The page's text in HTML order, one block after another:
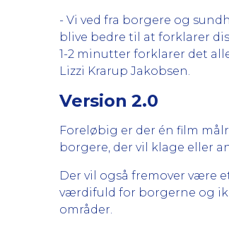
- Vi ved fra borgere og
blive bedre til at forklarer
1-2 minutter forklarer det
Lizzi Krarup Jakobsen.
Version 2.0
Foreløbig er der én film
borgere, der vil klage eller
Der vil også fremover være
værdifuld for borgerne og
områder.